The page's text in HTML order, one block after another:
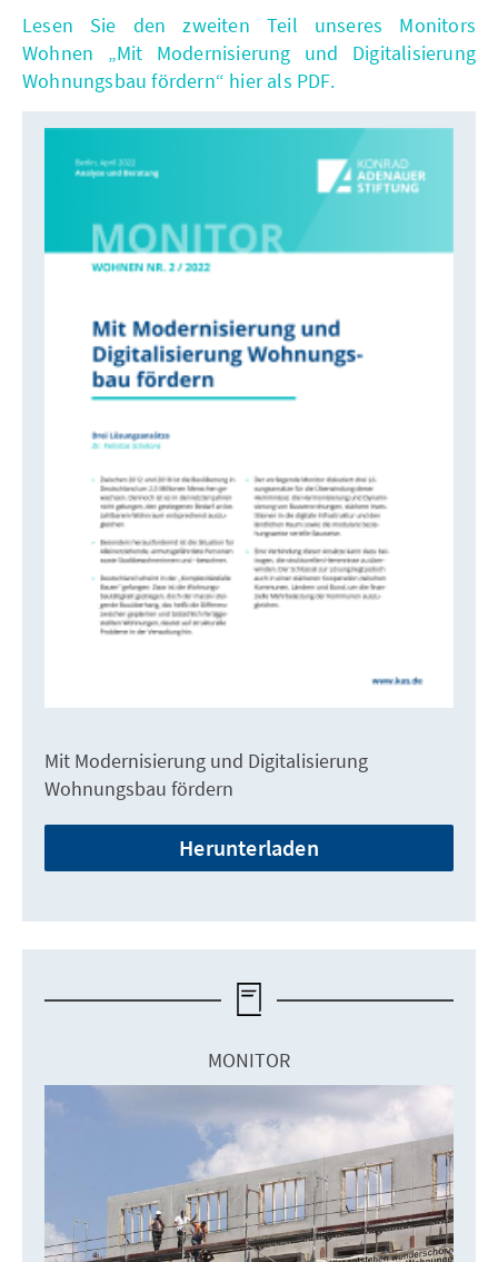
Lesen Sie den zweiten Teil unseres Monitors
Wohnen „Mit Modernisierung und Digitalisierung
Wohnungsbau fördern“ hier als PDF.
Mit Modernisierung und Digitalisierung
Wohnungsbau fördern
Herunterladen
MONITOR